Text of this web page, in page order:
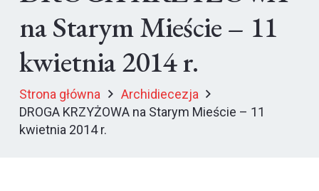
na Starym Mieście – 11
kwietnia 2014 r.
Strona główna
Archidiecezja
DROGA KRZYŻOWA na Starym Mieście – 11
kwietnia 2014 r.